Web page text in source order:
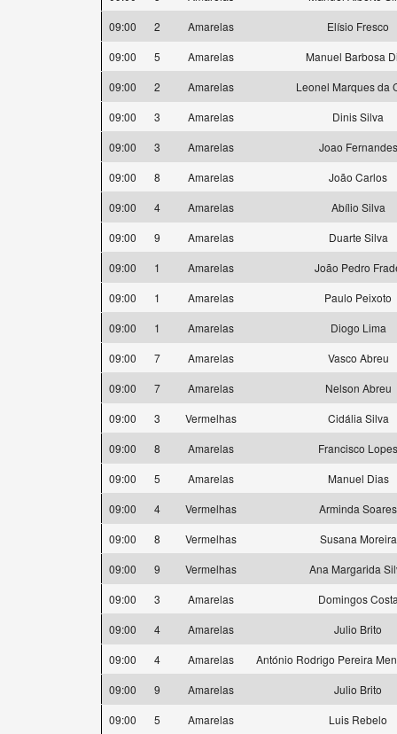
09:00
2 Amarelas
Elísio Fresco
09:00
5 Amarelas
Manuel Barbosa
09:00
2 Amarelas
Leonel Marques da
09:00
3 Amarelas
Dinis Silva
09:00
3 Amarelas
Joao Fernandes
09:00
8 Amarelas
João Carlos
09:00
4 Amarelas
Abílio Silva
09:00
9 Amarelas
Duarte Silva
09:00
1 Amarelas
João Pedro
09:00
1 Amarelas
Paulo Peixoto
09:00
1 Amarelas
Diogo Lima
09:00
7 Amarelas
Vasco Abreu
09:00
7 Amarelas
Nelson Abreu
09:00
3 Vermelhas
Cidália Silva
09:00
8 Amarelas
Francisco Lopes
09:00
5 Amarelas
Manuel Dias
09:00
4 Vermelhas
Arminda Soares
09:00
8 Vermelhas
Susana Moreira
09:00
9 Vermelhas
Ana Margarida
09:00
3 Amarelas
Domingos
09:00
4 Amarelas
Julio Brito
09:00
4 Amarelas
António Rodrigo Pereira
09:00
9 Amarelas
Julio Brito
09:00
5 Amarelas
Luis Rebelo